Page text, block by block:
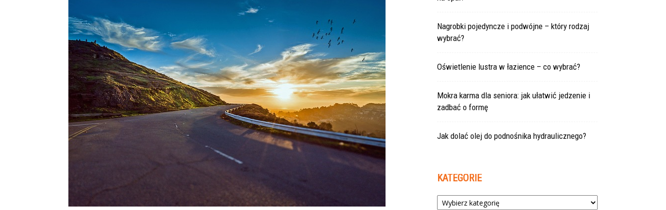
Nagrobki pojedyncze i podwójne – który rodzaj
wybrać?
Oświetlenie lustra w łazience – co wybrać?
Mokra karma dla seniora: jak ułatwić jedzenie i
zadbać o formę
Jak dolać olej do podnośnika hydraulicznego?
KATEGORIE
Kategorie